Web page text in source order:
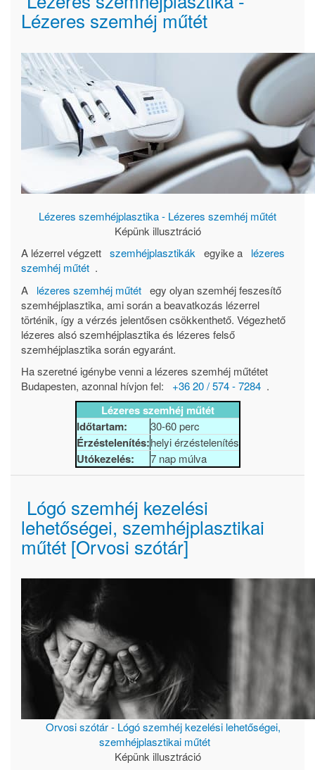
Lézeres szemhéj műtét
Lézeres szemhéjplasztika - Lézeres szemhéj műtét
Képünk illusztráció
A lézerrel végzett szemhéjplasztikák egyike a
lézeres
szemhéj műtét .
A
lézeres szemhéj műtét egy olyan szemhéj feszesítő
szemhéjplasztika, ami során a beavatkozás lézerrel
történik, így a vérzés jelentősen csökkenthető. Végezhető
lézeres alsó szemhéjplasztika és lézeres felső
szemhéjplasztika során egyaránt.
Ha szeretné igénybe venni a lézeres szemhéj műtétet
Budapesten, azonnal hívjon fel:
+36 20 / 574 - 7284 .
Lézeres szemhéj műtét
Időtartam:
30-60 perc
Érzéstelenítés:helyi érzéstelenítés
Utókezelés: 7 nap múlva
Lógó szemhéj kezelési
lehetőségei, szemhéjplasztikai
műtét [Orvosi szótár]
Orvosi szótár - Lógó szemhéj kezelési lehetőségei,
szemhéjplasztikai műtét
Képünk illusztráció